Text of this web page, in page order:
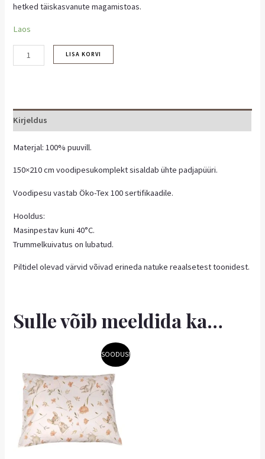
hetked täiskasvanute magamistoas.
Laos
LISA KORVI
Kirjeldus
Materjal: 100% puuvill.
150×210 cm voodipesukomplekt sisaldab ühte padjapüüri.
Voodipesu vastab Öko-Tex 100 sertifikaadile.
Hooldus:
Masinpestav kuni 40°C.
Trummelkuivatus on lubatud.
Piltidel olevad värvid võivad erineda natuke reaalsetest toonidest.
Sulle võib meeldida ka…
SOODUS!
Hinnavahemik:
3,60 €
on
mitu
varianti.
Valikuid
saab